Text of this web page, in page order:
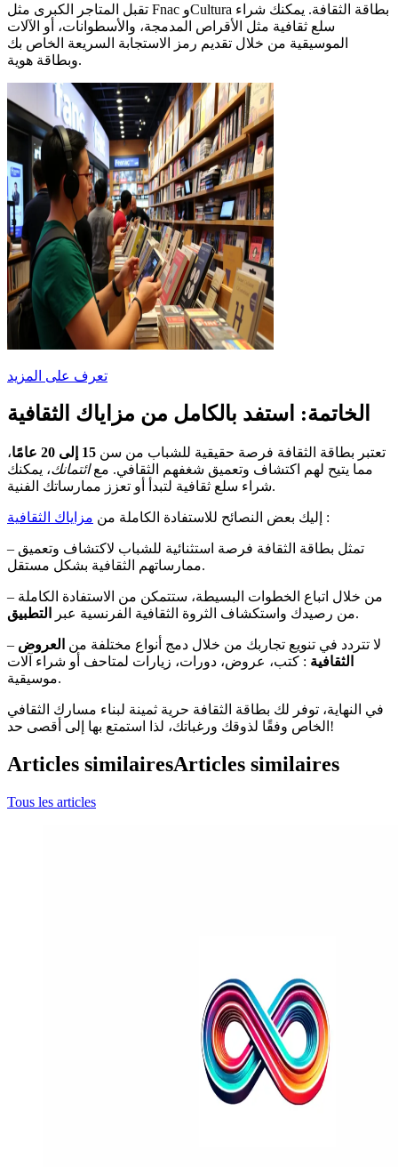
تقبل المتاجر الكبرى مثل Fnac وCultura بطاقة الثقافة. يمكنك شراء
سلع ثقافية مثل الأقراص المدمجة، والأسطوانات، أو الآلات
الموسيقية من خلال تقديم رمز الاستجابة السريعة الخاص بك
وبطاقة هوية.
تعرف على المزيد
الخاتمة: استفد بالكامل من مزاياك الثقافية
تعتبر بطاقة الثقافة فرصة حقيقية للشباب من سن 15 إلى 20 عامًا
،
مما يتيح لهم اكتشاف وتعميق شغفهم الثقافي. معائتمانك، يمكنك
شراء سلع ثقافية لتبدأ أو تعزز ممارساتك الفنية.
إليك بعض النصائح للاستفادة الكاملة من مزاياك الثقافية :
– تمثل بطاقة الثقافة فرصة استثنائية للشباب لاكتشاف وتعميق
ممارساتهم الثقافية بشكل مستقل.
– من خلال اتباع الخطوات البسيطة، ستتمكن من الاستفادة الكاملة
من رصيدك واستكشاف الثروة الثقافية الفرنسية عبر
التطبيق .
– لا تتردد في تنويع تجاربك من خلال دمج أنواع مختلفة من العروض
الثقافية : كتب، عروض، دورات، زيارات لمتاحف أو شراء آلات
موسيقية.
في النهاية، توفر لك بطاقة الثقافة حرية ثمينة لبناء مسارك الثقافي
الخاص وفقًا لذوقك ورغباتك، لذا استمتع بها إلى أقصى حد!
Articles similairesArticles similaires
Tous les articles